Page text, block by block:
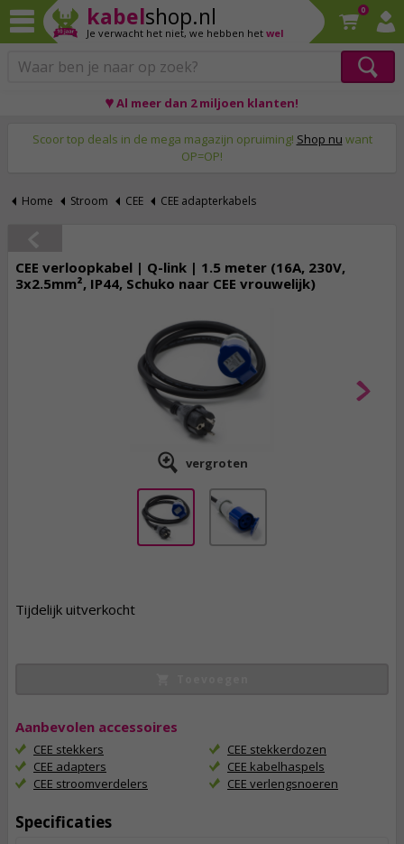
kabelshop.nl
Je verwacht het niet, we hebben het wel
0
♥ Al meer dan 2 miljoen klanten!
Scoor top deals in de mega magazijn opruiming! Shop nu want
OP=OP!
Home Stroom CEE CEE adapterkabels
CEE verloopkabel | Q-link | 1.5 meter (16A, 230V,
3x2.5mm², IP44, Schuko naar CEE vrouwelijk)
vergroten
Tijdelijk uitverkocht
Aanbevolen accessoires
CEE stekkers
CEE adapters
CEE stroomverdelers
CEE stekkerdozen
CEE kabelhaspels
CEE verlengsnoeren
Specificaties